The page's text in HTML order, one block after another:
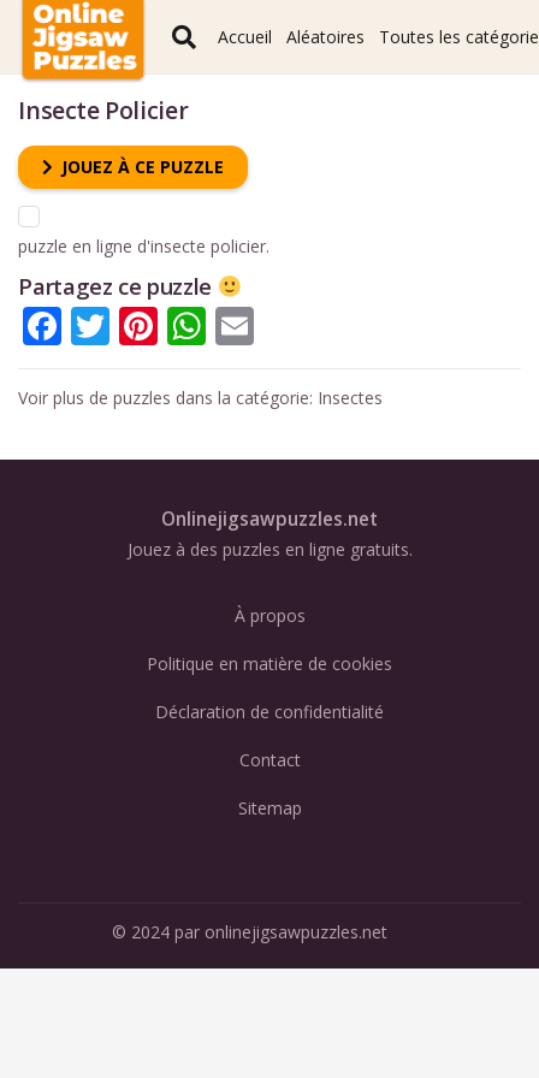
Accueil Aléatoires Toutes les
Insecte Policier
JOUEZ À CE PUZZLE
puzzle en ligne d'insecte policier.
Partagez ce puzzle
Facebook
Twitter
Pinterest
WhatsApp
Voir plus de puzzles dans la catégorie: Insectes
Onlinejigsawpuzzles.net
Jouez à des puzzles en ligne gratuits.
À propos
Politique en matière de cookies
Déclaration de confidentialité
Contact
Sitemap
© 2024 par onlinejigsawpuzzles.net